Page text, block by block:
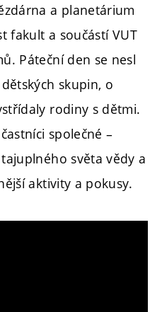
a planetárium
fakult a součástí VUT
Páteční den se nesl
skupin, o
rodiny s dětmi.
společné –
světa vědy a
aktivity a pokusy.